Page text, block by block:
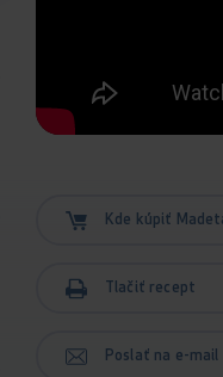
Kde kúpiť
Tlačiť recept
Poslať na e-mail